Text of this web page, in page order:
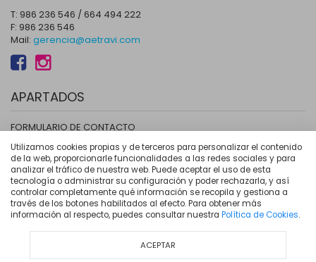
T: 986 236 546 / 664 494 222
F: 986 236 546
Mail: gerencia@aetravi.com
APARTADOS
FORMULARIO DE CONTACTO
LOCALIZACIÓN
HAZTE ASOCIADO
AVISO LEGAL
POLÍTICA DE PRIVACIDAD
COOKIES
ZONA AS TRAVESAS
Utilizamos cookies propias y de terceros para personalizar el contenido
de la web, proporcionarle funcionalidades a las redes sociales y para
analizar el tráfico de nuestra web. Puede aceptar el uso de esta
tecnología o administrar su configuración y poder rechazarla, y así
controlar completamente qué información se recopila y gestiona a
través de los botones habilitados al efecto. Para obtener más
información al respecto, puedes consultar nuestra Política de Cookies.
ACEPTAR